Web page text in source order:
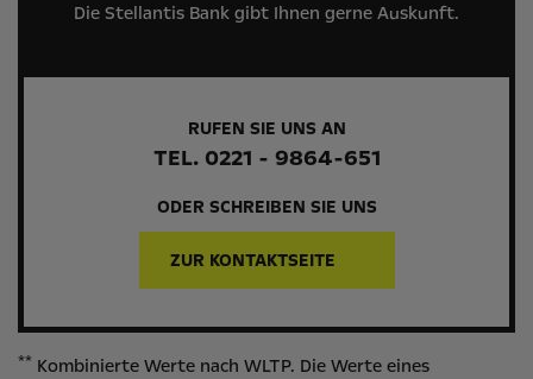
Die Stellantis Bank gibt Ihnen gerne Auskunft.
RUFEN SIE UNS AN
TEL. 0221 - 9864-651
ODER SCHREIBEN SIE UNS
ZUR KONTAKTSEITE
** Kombinierte Werte nach WLTP. Die Werte eines